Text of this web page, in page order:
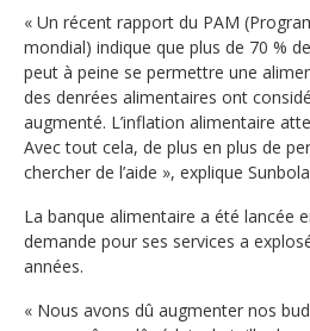
« Un récent rapport du PAM
mondial) indique que plus de 70 %
peut à peine se permettre une
des denrées alimentaires ont
augmenté. L’inflation alimentaire
Avec tout cela, de plus en plus de
chercher de l’aide », explique
La banque alimentaire a été lancée
demande pour ses services a
années.
« Nous avons dû augmenter nos